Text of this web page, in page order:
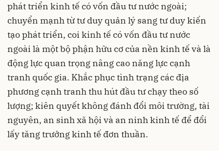
phát triển kinh tế có vốn đầu tư nước ngoài;
chuyển mạnh từ tư duy quản lý sang tư duy kiến
tạo phát triển, coi kinh tế có vốn đầu tư nước
ngoài là một bộ phận hữu cơ của nền kinh tế và là
động lực quan trọng nâng cao năng lực cạnh
tranh quốc gia. Khắc phục tình trạng các địa
phương cạnh tranh thu hút đầu tư chạy theo số
lượng; kiên quyết không đánh đổi môi trường, tài
nguyên, an sinh xã hội và an ninh kinh tế để đổi
lấy tăng trưởng kinh tế đơn thuần.